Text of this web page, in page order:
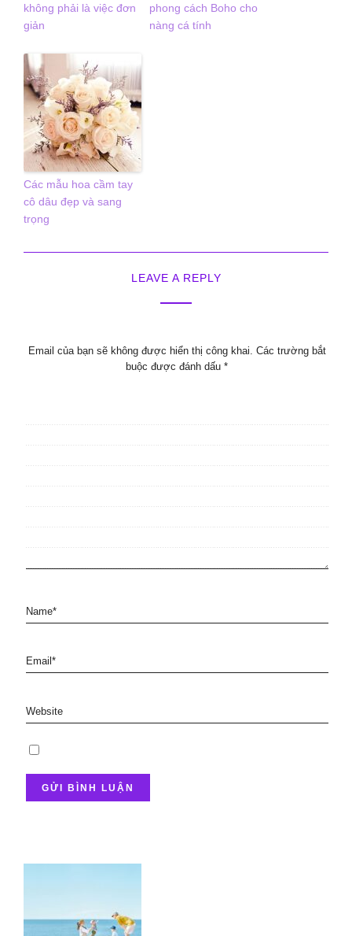
không phải là việc đơn
giản
phong cách Boho cho
nàng cá tính
Các mẫu hoa cầm tay
cô dâu đẹp và sang
trọng
LEAVE A REPLY
Email của bạn sẽ không được hiển thị công khai. Các trường bắt
buộc được đánh dấu*